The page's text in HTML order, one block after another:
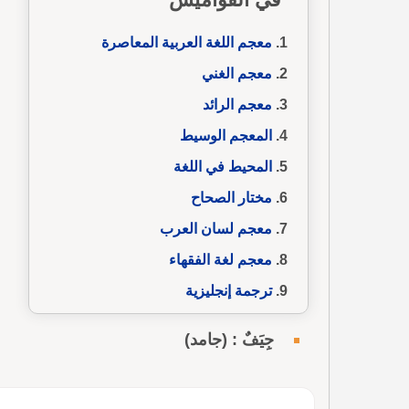
معجم اللغة العربية المعاصرة
معجم الغني
معجم الرائد
المعجم الوسيط
المحيط في اللغة
مختار الصحاح
معجم لسان العرب
معجم لغة الفقهاء
ترجمة إنجليزية
جِيَفٌ : (جامد)